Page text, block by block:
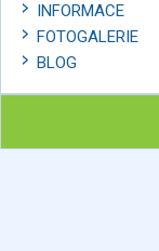
INFORMACE
FOTOGALERIE
BLOG